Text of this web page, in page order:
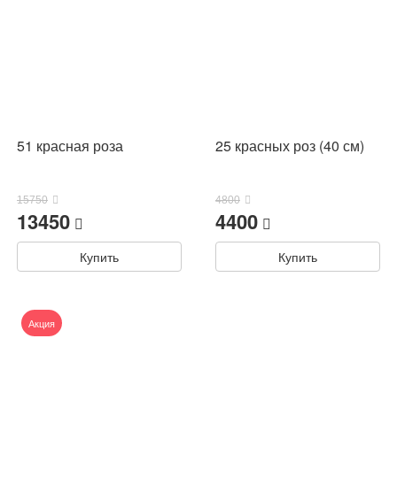
51 красная роза
15750
13450
Купить
25 красных роз (40 см)
4800
4400
Купить
Акция